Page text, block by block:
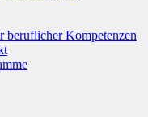
beruflicher Kompetenzen